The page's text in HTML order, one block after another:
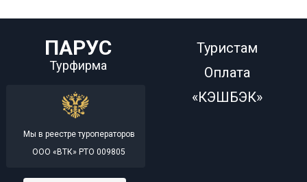
ПАРУС
Турфирма
Мы в реестре туроператоров
ООО «ВТК» РТО 009805
Туристам
Оплата
«КЭШБЭК»